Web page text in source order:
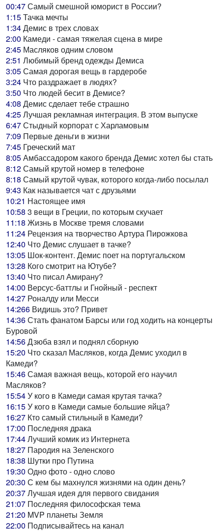
00:47Самый смешной юморист в России?
1:15Тачка мечты
1:34Демис в трех словах
2:00 Камеди - самая тяжелая сцена в мире
2:45 Масляков одним словом
2:51 Любимый бренд одежды Демиса
3:05Самая дорогая вещь в гардеробе
3:24 Что раздражает в людях?
3:50 Что людей бесит в Демисе?
4:08 Демис сделает тебе страшно
4:25Лучшая рекламная интеграция. В этом выпуске
6:47Стыдный корпорат с Харламовым
7:09 Первые деньги в жизни
7:45 Греческий мат
8:05Амбассадором какого бренда Демис хотел бы стать
8:12Самый крутой номер в телефоне
8:18 Самый крутой чувак, которого когда-либо посылал
9:43 Как называется чат с друзьями
10:21 Настоящее имя
10:58 3 вещи в Греции, по которым скучает
11:18 Жизнь в Москве тремя словами
11:24 Рецензия на творчество Артура Пирожкова
12:40 Что Демис слушает в тачке?
13:05 Шок-контент. Демис поет на португальском
13:28 Кого смотрит на Ютубе?
13:40 Что писал Амирану?
14:00 Версус-баттлы и Гнойный - респект
14:27 Роналду или Месси
14:266 Видишь это? Привет
14:36Стать фанатом Барсы или год ходить на концерты
Буровой
14:56Дзюба взял и поднял сборную
15:20 Что сказал Масляков, когда Демис уходил в
Камеди?
15:46Самая важная вещь, которой его научил
Масляков?
15:54У кого в Камеди самая крутая тачка?
16:15У кого в Камеди самые большие яйца?
16:27 Кто самый стильный в Камеди?
17:00 Последняя драка
17:44Лучший комик из Интернета
18:27 Пародия на Зеленского
18:38 Шутки про Путина
19:30 Одно фото - одно слово
20:30 С кем бы махнулся жизнями на один день?
20:37Лучшая идея для первого свидания
21:07 Последняя философская тема
21:20 MVP планеты Земля
22:00 Подписывайтесь на канал